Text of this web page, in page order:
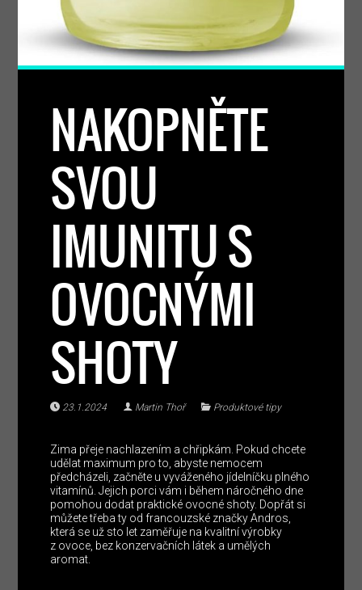
NAKOPNĚTE
SVOU
IMUNITU S
OVOCNÝMI
SHOTY
23.1.2024 Martin Thoř Produktové tipy
Zima přeje nachlazením a chřipkám. Pokud chcete
udělat maximum pro to, abyste nemocem
předcházeli, začněte u vyváženého jídelníčku plného
vitamínů. Jejich porci vám i během náročného dne
pomohou dodat praktické ovocné shoty. Dopřát si
můžete třeba ty od francouzské značky Andros,
která se už sto let zaměřuje na kvalitní výrobky
z ovoce, bez konzervačních látek a umělých
aromat.